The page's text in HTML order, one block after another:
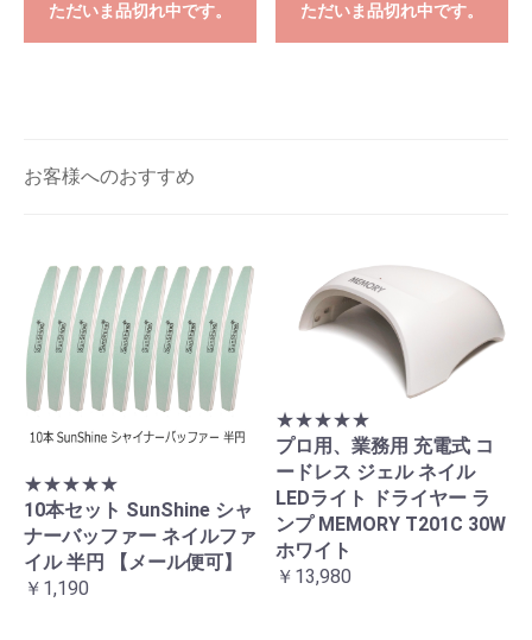
ただいま品切れ中です。 ただいま品切れ中です。
お客様へのおすすめ
★★★★★
10本セット SunShine シャ
ナーバッファー ネイルファ
イル 半円 【メール便可】
￥1,190
★★★★★
プロ用、業務用 充電式 コ
ードレス ジェル ネイル
LEDライト ドライヤー ラ
ンプ MEMORY T201C 30W
ホワイト
￥13,980